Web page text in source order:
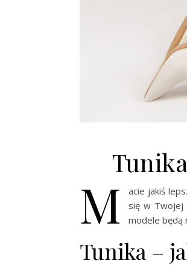
M acie jakiś
się w Twojej
modele będą
Tunika –